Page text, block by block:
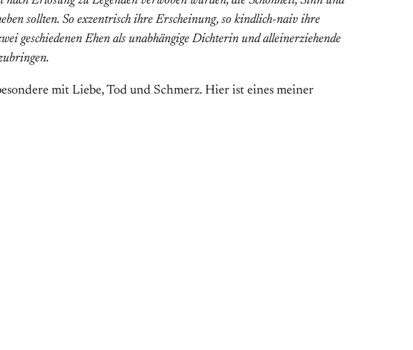
sollten. So exzentrisch ihre Erscheinung, so kindlich-naiv ihre
geschiedenen Ehen als unabhängige Dichterin und alleinerziehende
mit Liebe, Tod und Schmerz. Hier ist eines meiner